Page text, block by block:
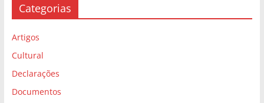
Categorias
Artigos
Cultural
Declarações
Documentos